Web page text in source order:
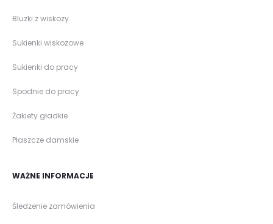
Bluzki z wiskozy
Sukienki wiskozowe
Sukienki do pracy
Spodnie do pracy
Żakiety gładkie
Płaszcze damskie
WAŻNE INFORMACJE
Śledzenie zamówienia